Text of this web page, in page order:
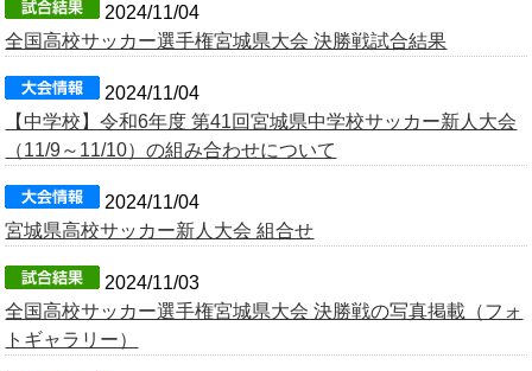
2024/11/04
全国高校サッカー選手権宮城県大会 決勝戦試合結果
2024/11/04
【中学校】令和6年度 第41回宮城県中学校サッカー新人大会
（11/9～11/10）の組み合わせについて
2024/11/04
宮城県高校サッカー新人大会 組合せ
2024/11/03
全国高校サッカー選手権宮城県大会 決勝戦の写真掲載（フォ
トギャラリー）